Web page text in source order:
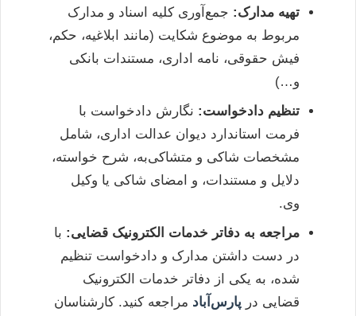
تهیه مدارک: جمع‌آوری کلیه اسناد و مدارک
مربوط به موضوع شکایت (مانند ابلاغیه، حکم،
فیش حقوقی، نامه اداری، مستندات بانکی
و…)
تنظیم دادخواست: نگارش دادخواست با
فرمت استاندارد دیوان عدالت اداری، شامل
مشخصات شاکی و متشاکی‌به، شرح خواسته،
دلایل و مستندات، و امضای شاکی یا وکیل
وی.
مراجعه به دفاتر خدمات الکترونیک قضایی: با
در دست داشتن مدارک و دادخواست تنظیم
شده، به یکی از دفاتر خدمات الکترونیک
قضایی در پارس‌آباد مراجعه کنید. کارشناسان